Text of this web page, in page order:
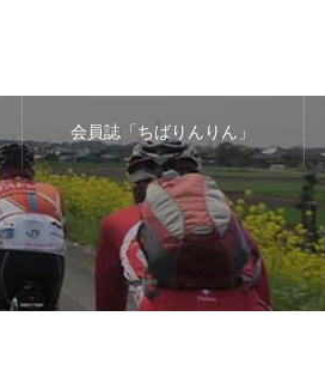
会員誌「ちばりんりん」